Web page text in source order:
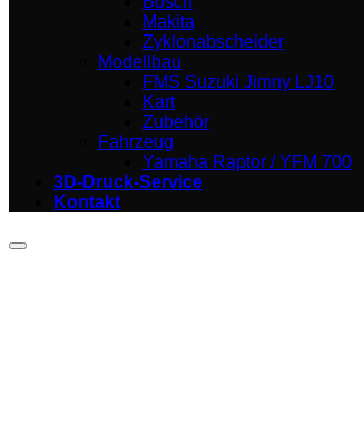
Makita
Zyklonabscheider
Modellbau
FMS Suzuki Jimny LJ10
Kart
Zubehör
Fahrzeug
Yamaha Raptor / YFM 700
3D-Druck-Service
Kontakt